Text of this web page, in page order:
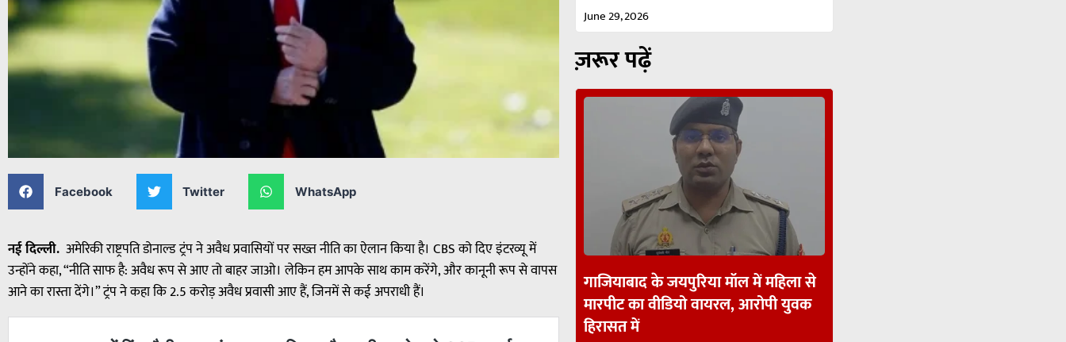
Facebook Twitter WhatsApp
नई दिल्ली. अमेरिकी राष्ट्रपति डोनाल्ड ट्रंप ने अवैध प्रवासियों पर सख्त नीति का ऐलान किया है। CBS को दिए इंटरव्यू में
उन्होंने कहा, “नीति साफ है: अवैध रूप से आए तो बाहर जाओ। लेकिन हम आपके साथ काम करेंगे, और कानूनी रूप से वापस
आने का रास्ता देंगे।” ट्रंप ने कहा कि 2.5 करोड़ अवैध प्रवासी आए हैं, जिनमें से कई अपराधी हैं।
June 29, 2026
ज़रूर पढ़ें
गाजियाबाद के जयपुरिया मॉल में महिला से
मारपीट का वीडियो वायरल, आरोपी युवक
हिरासत में